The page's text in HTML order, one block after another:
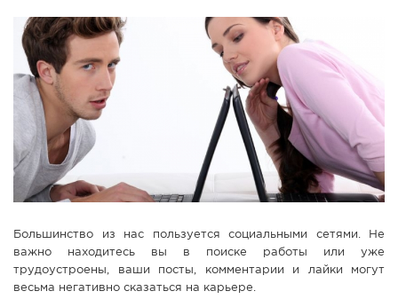
АФИША
СПРАВКА
КАМЕРЫ
КОНКУРСЫ
СТАТЬИ
ГОЛОСОВАНИЯ
ФОТО
Большинство из нас пользуется социальными сетями. Не
важно находитесь вы в поиске работы или уже
трудоустроены, ваши посты, комментарии и лайки могут
весьма негативно сказаться на карьере.